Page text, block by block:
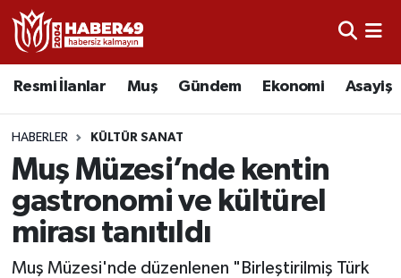
Resmi İlanlar Muş Gündem Ekonomi Asayiş
HABERLER KÜLTÜR SANAT
Muş Müzesi’nde kentin
gastronomi ve kültürel
mirası tanıtıldı
Muş Müzesi'nde düzenlenen "Birleştirilmiş Türk
Resmi İlanlar
Asayiş
Bölge
Eğitim
Uşak Nöbetçi Eczaneler
Uşak Hava Durumu
Uşak Namaz Vakitleri
Uşak Trafik Yoğunluk Haritası